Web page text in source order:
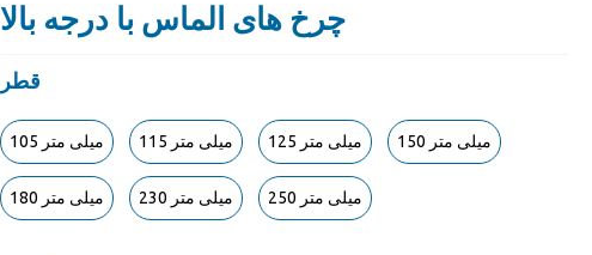
چرخ های الماس با درجه بالا
قطر
105 میلی متر 115 میلی متر 125 میلی متر 150 میلی متر
180 میلی متر 230 میلی متر 250 میلی متر